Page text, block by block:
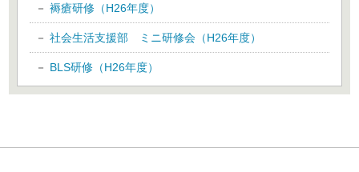
褥瘡研修（H26年度）
社会生活支援部 ミニ研修会（H26年度）
BLS研修（H26年度）